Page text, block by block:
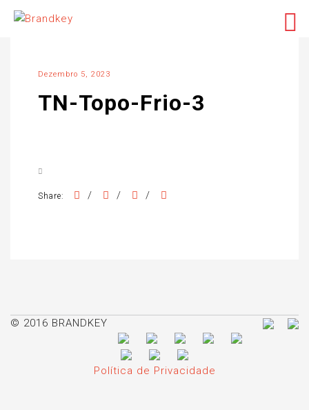
Dezembro 5, 2023
TN-Topo-Frio-3
Share: / / /
© 2016 BRANDKEY
Política de Privacidade